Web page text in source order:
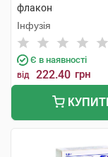
флакон
Інфузія
Є в наявності
від 222.40 грн